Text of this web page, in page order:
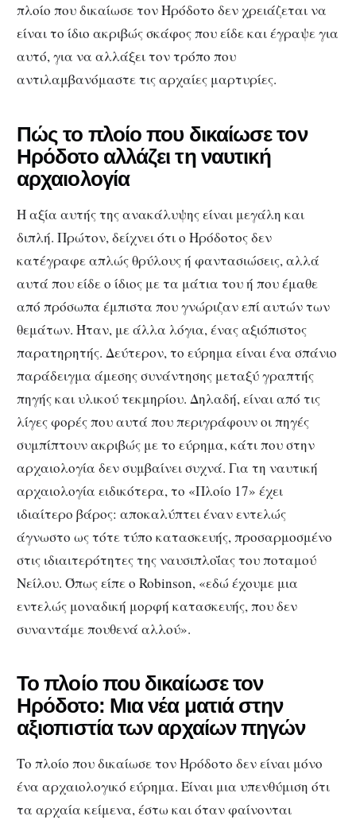
πλοίο που δικαίωσε τον Ηρόδοτο δεν χρειάζεται να
είναι το ίδιο ακριβώς σκάφος που είδε και έγραψε για
αυτό, για να αλλάξει τον τρόπο που
αντιλαμβανόμαστε τις αρχαίες μαρτυρίες.
Πώς το πλοίο που δικαίωσε τον
Ηρόδοτο αλλάζει τη ναυτική
αρχαιολογία
Η αξία αυτής της ανακάλυψης είναι μεγάλη και
διπλή. Πρώτον, δείχνει ότι ο Ηρόδοτος δεν
κατέγραφε απλώς θρύλους ή φαντασιώσεις, αλλά
αυτά που είδε ο ίδιος με τα μάτια του ή που έμαθε
από πρόσωπα έμπιστα που γνώριζαν επί αυτών των
θεμάτων. Ήταν, με άλλα λόγια, ένας αξιόπιστος
παρατηρητής. Δεύτερον, το εύρημα είναι ένα σπάνιο
παράδειγμα άμεσης συνάντησης μεταξύ γραπτής
πηγής και υλικού τεκμηρίου. Δηλαδή, είναι από τις
λίγες φορές που αυτά που περιγράφουν οι πηγές
συμπίπτουν ακριβώς με το εύρημα, κάτι που στην
αρχαιολογία δεν συμβαίνει συχνά. Για τη ναυτική
αρχαιολογία ειδικότερα, το «Πλοίο 17» έχει
ιδιαίτερο βάρος: αποκαλύπτει έναν εντελώς
άγνωστο ως τότε τύπο κατασκευής, προσαρμοσμένο
στις ιδιαιτερότητες της ναυσιπλοΐας του ποταμού
Νείλου. Όπως είπε ο Robinson, «εδώ έχουμε μια
εντελώς μοναδική μορφή κατασκευής, που δεν
συναντάμε πουθενά αλλού».
Το πλοίο που δικαίωσε τον
Ηρόδοτο: Μια νέα ματιά στην
αξιοπιστία των αρχαίων πηγών
Το πλοίο που δικαίωσε τον Ηρόδοτο δεν είναι μόνο
ένα αρχαιολογικό εύρημα. Είναι μια υπενθύμιση ότι
τα αρχαία κείμενα, έστω και όταν φαίνονται